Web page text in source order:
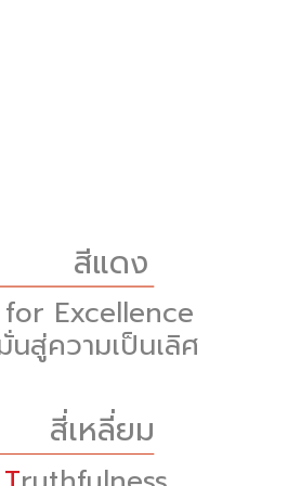
สีแดง
Excellence
สู่ความเป็นเลิศ
สี่เหลี่ยม